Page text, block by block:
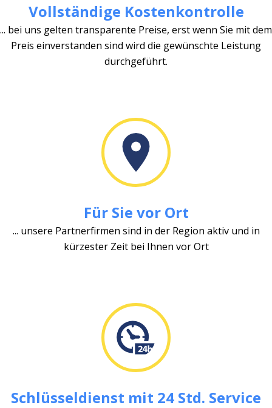
Vollständige Kostenkontrolle
... bei uns gelten transparente Preise, erst wenn Sie mit dem
Preis einverstanden sind wird die gewünschte Leistung
durchgeführt.
Für Sie vor Ort
... unsere Partnerfirmen sind in der Region aktiv und in
kürzester Zeit bei Ihnen vor Ort
Schlüsseldienst mit 24 Std. Service